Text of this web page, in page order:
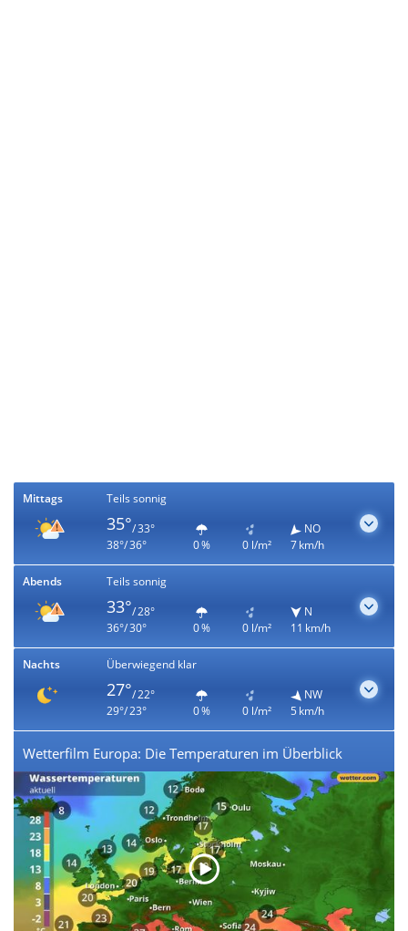
Mittags Teils sonnig
35°/ 33°
38°/ 36°
0 % 0 l/m²
NO
7 km/h
Abends Teils sonnig
33°/ 28°
36°/ 30°
0 % 0 l/m²
N
11 km/h
Nachts Überwiegend klar
27°/ 22°
29°/ 23°
0 % 0 l/m²
NW
5 km/h
Wetterfilm Europa: Die Temperaturen im Überblick